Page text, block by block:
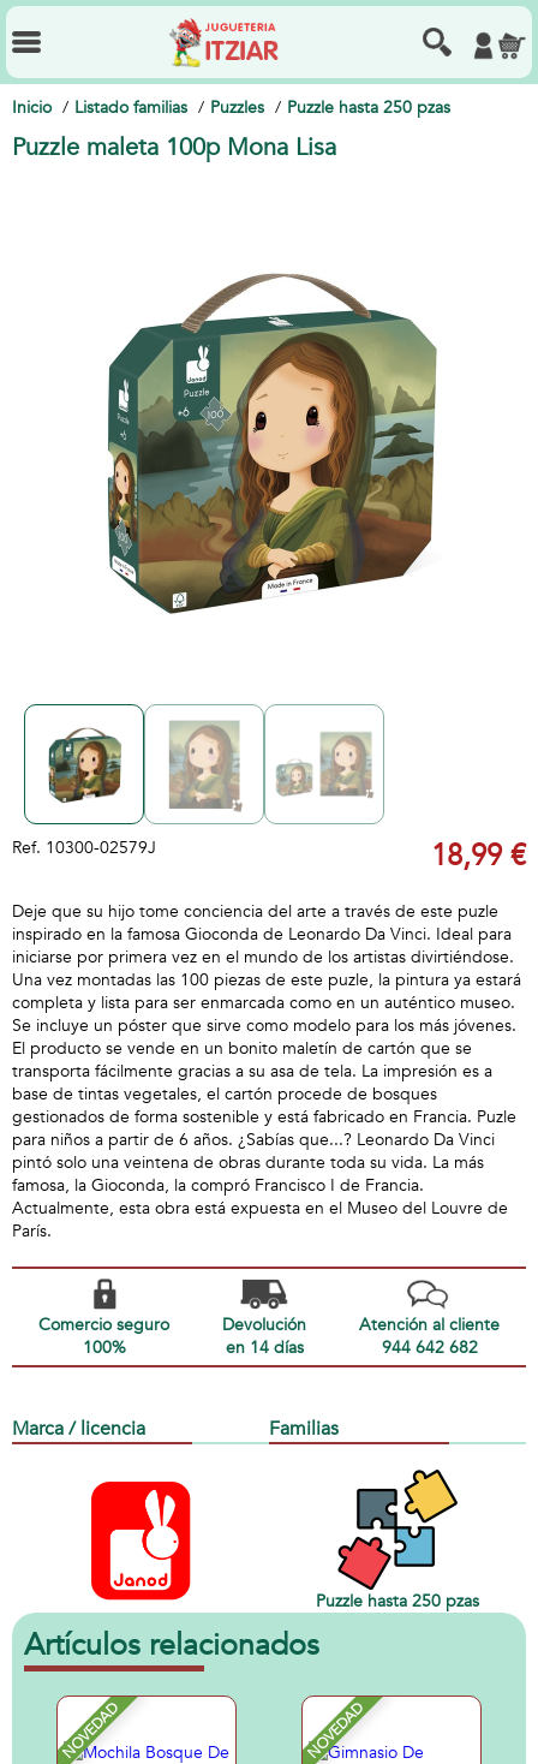
Inicio Listado familias Puzzles Puzzle hasta 250 pzas
Puzzle maleta 100p Mona Lisa
Ref. 10300-02579J 18,99 €
Deje que su hijo tome conciencia del arte a través de este puzle
inspirado en la famosa Gioconda de Leonardo Da Vinci. Ideal para
iniciarse por primera vez en el mundo de los artistas divirtiéndose.
Una vez montadas las 100 piezas de este puzle, la pintura ya estará
completa y lista para ser enmarcada como en un auténtico museo.
Se incluye un póster que sirve como modelo para los más jóvenes.
El producto se vende en un bonito maletín de cartón que se
transporta fácilmente gracias a su asa de tela. La impresión es a
base de tintas vegetales, el cartón procede de bosques
gestionados de forma sostenible y está fabricado en Francia. Puzle
para niños a partir de 6 años. ¿Sabías que...? Leonardo Da Vinci
pintó solo una veintena de obras durante toda su vida. La más
famosa, la Gioconda, la compró Francisco I de Francia.
Actualmente, esta obra está expuesta en el Museo del Louvre de
París.
Comercio seguro
100%
Devolución
en 14 días
Atención al cliente
944 642 682
Marca / licencia Familias
Puzzle hasta 250 pzas
Artículos relacionados
NOVEDAD NOVEDAD